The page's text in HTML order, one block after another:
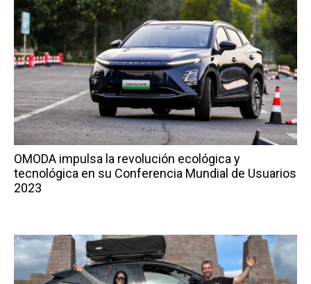
OMODA impulsa la revolución ecológica y
tecnológica en su Conferencia Mundial de Usuarios
2023